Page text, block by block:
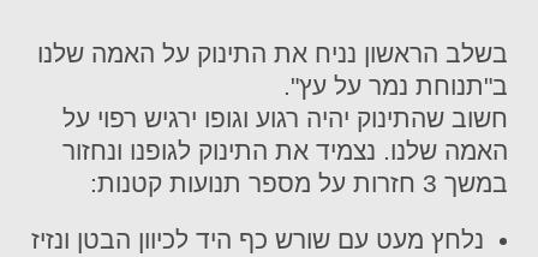
בשלב הראשון נניח את התינוק על האמה שלנו
ב"תנוחת נמר על עץ".
חשוב שהתינוק יהיה רגוע וגופו ירגיש רפוי על
האמה שלנו. נצמיד את התינוק לגופנו ונחזור
במשך 3 חזרות על מספר תנועות קטנות:
נלחץ מעט עם שורש כף היד לכיוון הבטן ונזיז